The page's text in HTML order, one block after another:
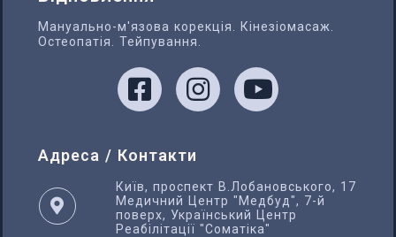
Мануально-м'язова корекція. Кінезіомасаж.
Остеопатія. Тейпування.
Адреса / Контакти
Київ, проспект В.Лобановського, 17
Медичний Центр "Медбуд", 7-й
поверх, Український Центр
Реабілітації "Соматіка"